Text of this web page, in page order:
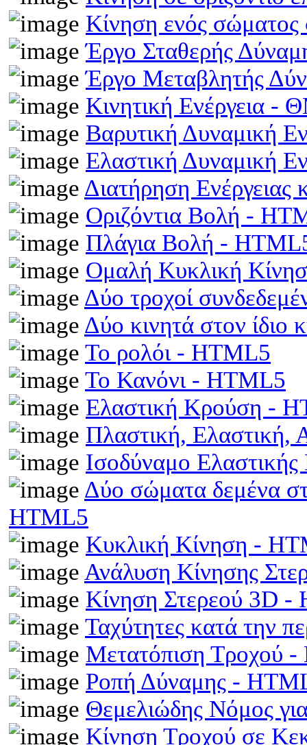
Κίνηση ενός
Έργο Σταθερής
Έργο Μεταβλητής
Κινητική Ενέργεια
Βαρυτική Δυναμική
Ελαστική Δυναμική
Διατήρηση
Οριζόντια Βολή -
Πλάγια Βολή -
Ομαλή Κυκλική
Δύο τροχοί
Δύο κινητά στον
Το ρολόι - HTML5
Το Κανόνι - HTML5
Ελαστική Κρούση -
Πλαστική,
Ισοδύναμο
Δύο σώματα δεμένα
HTML5
Κυκλική Κίνηση -
Ανάλυση Κίνησης
Κίνηση Στερεού 3D -
Ταχύτητες κατά την
Μετατόπιση Τροχού
Ροπή Δύναμης -
Θεμελιώδης Νόμος
Κίνηση Τροχού σε